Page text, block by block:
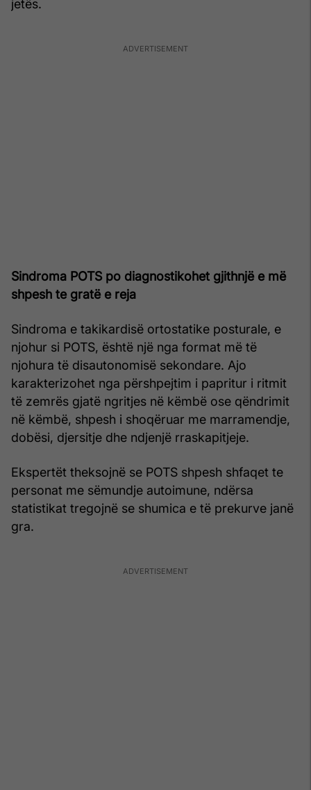
jetës.
Sindroma POTS po diagnostikohet gjithnjë e më
shpesh te gratë e reja
Sindroma e takikardisë ortostatike posturale, e
njohur si POTS, është një nga format më të
njohura të disautonomisë sekondare. Ajo
karakterizohet nga përshpejtim i papritur i ritmit
të zemrës gjatë ngritjes në këmbë ose qëndrimit
në këmbë, shpesh i shoqëruar me marramendje,
dobësi, djersitje dhe ndjenjë rraskapitjeje.
Ekspertët theksojnë se POTS shpesh shfaqet te
personat me sëmundje autoimune, ndërsa
statistikat tregojnë se shumica e të prekurve janë
gra.